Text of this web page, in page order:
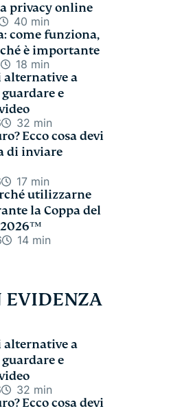
privacy online
40 min
come funziona,
è importante
18 min
alternative a
e
32 min
Ecco cosa devi
di inviare
17 min
utilizzarne
la Coppa del
2026™
14 min
EVIDENZA
alternative a
e
32 min
Ecco cosa devi